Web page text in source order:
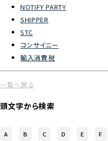
ENGLISH
NOTIFY PARTY
SHIPPER
STC
コンサイニー
輸入消費税
一覧へ戻る
頭文字から検索
A B C D E F